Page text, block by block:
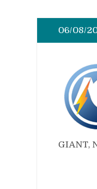
06/08/
GIANT,